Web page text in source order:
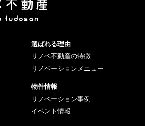
選ばれる理由
リノベ不動産の特徴
リノベーションメニュー
物件情報
リノベーション事例
イベント情報